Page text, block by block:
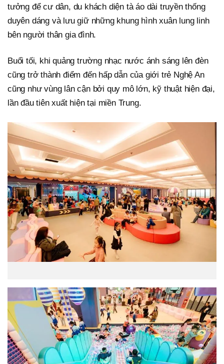
tưởng để cư dân, du khách diện tà áo dài truyền thống
duyên dáng và lưu giữ những khung hình xuân lung linh
bên người thân gia đình.
Buổi tối, khi quảng trường nhạc nước ánh sáng lên đèn
cũng trở thành điểm đến hấp dẫn của giới trẻ Nghệ An
cũng như vùng lân cận bởi quy mô lớn, kỹ thuật hiện đại,
lần đầu tiên xuất hiện tại miền Trung.